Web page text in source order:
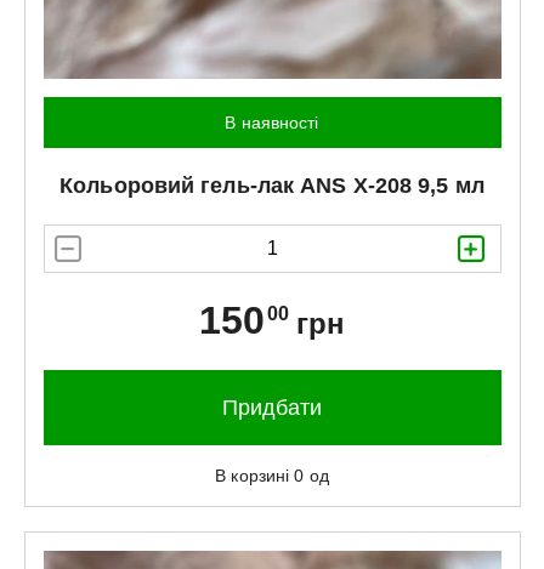
В наявності
Кольоровий гель-лакANS X-208 9,5 мл
15000 грн
Придбати
В корзині0 од